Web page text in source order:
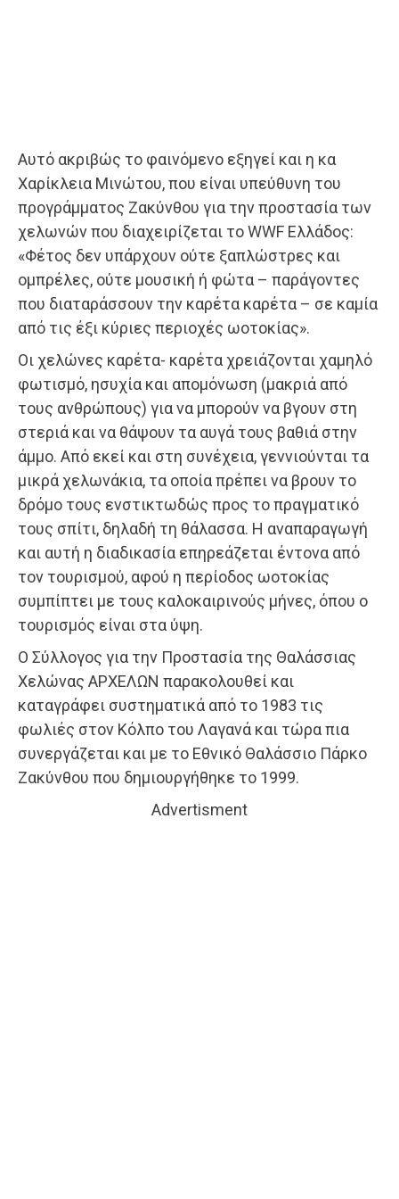
Αυτό ακριβώς το φαινόμενο εξηγεί και η κα
Χαρίκλεια Μινώτου, που είναι υπεύθυνη του
προγράμματος Ζακύνθου για την προστασία των
χελωνών που διαχειρίζεται το WWF Ελλάδος:
«Φέτος δεν υπάρχουν ούτε ξαπλώστρες και
ομπρέλες, ούτε μουσική ή φώτα – παράγοντες
που διαταράσσουν την καρέτα καρέτα – σε καμία
από τις έξι κύριες περιοχές ωοτοκίας».
Οι χελώνες καρέτα- καρέτα χρειάζονται χαμηλό
φωτισμό, ησυχία και απομόνωση (μακριά από
τους ανθρώπους) για να μπορούν να βγουν στη
στεριά και να θάψουν τα αυγά τους βαθιά στην
άμμο. Από εκεί και στη συνέχεια, γεννιούνται τα
μικρά χελωνάκια, τα οποία πρέπει να βρουν το
δρόμο τους ενστικτωδώς προς το πραγματικό
τους σπίτι, δηλαδή τη θάλασσα. Η αναπαραγωγή
και αυτή η διαδικασία επηρεάζεται έντονα από
τον τουρισμού, αφού η περίοδος ωοτοκίας
συμπίπτει με τους καλοκαιρινούς μήνες, όπου ο
τουρισμός είναι στα ύψη.
Ο Σύλλογος για την Προστασία της Θαλάσσιας
Χελώνας ΑΡΧΕΛΩΝ παρακολουθεί και
καταγράφει συστηματικά από το 1983 τις
φωλιές στον Κόλπο του Λαγανά και τώρα πια
συνεργάζεται και με το Εθνικό Θαλάσσιο Πάρκο
Ζακύνθου που δημιουργήθηκε το 1999.
Advertisment